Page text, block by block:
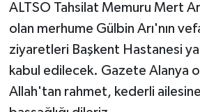
ALTSO Tahsilat Memuru Mert
olan merhume Gülbin Arı'nın
ziyaretleri Başkent Hastanesi
kabul edilecek. Gazete Alanya
Allah'tan rahmet, kederli